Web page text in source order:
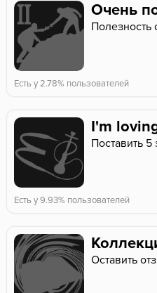
Очень
Полезность
Есть у 2.78% пользователей
I'm
Поставить 5
Есть у 9.93% пользователей
Оставить